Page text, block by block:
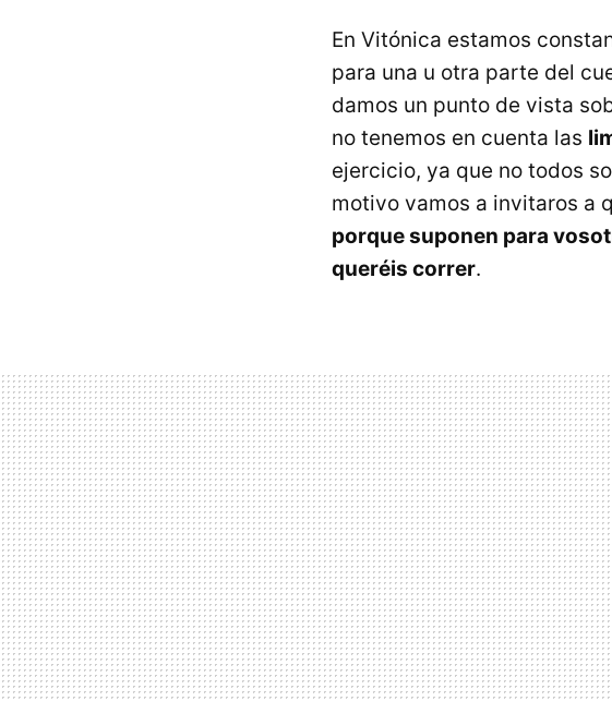
En Vitónica estamos
para una u otra parte del
damos un punto de vista
no tenemos en cuenta las
ejercicio, ya que no todos
motivo vamos a invitaros a
porque suponen para
queréis correr.